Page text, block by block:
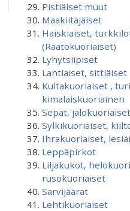
Pistiäiset muut
Maakiitäjäiset
Haiskiaiset,
(Raatokuoriaiset)
Lyhytsiipiset
Lantiaiset, sittiäiset
Kultakuoriaiset ,
kimalaiskuoriainen
Sepät, jalokuoriaiset
Sylkikuoriaiset,
Ihrakuoriaiset,
Leppäpirkot
Liljakukot,
rusokuoriaiset
Sarvijäärät
Lehtikuoriaiset